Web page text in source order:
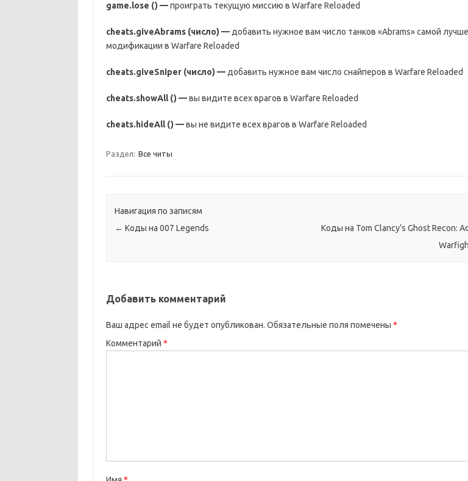
game.lose () —проиграть текущую миссию в Warfare Reloaded
cheats.giveAbrams(число) —добавить нужное вам число танков «Abrams» самой
модификации в Warfare Reloaded
cheats.giveSniper(число) — добавить нужное вам число снайперов в Warfare Reloaded
cheats.showAll() —вы видите всех врагов в Warfare Reloaded
cheats. hideAll() —вы не видите всех врагов в Warfare Reloaded
Раздел: Все читы
Навигация по записям
← Коды на 007 Legends
Коды на Tom Clancy’s Ghost Recon:
Добавить комментарий
Ваш адрес email не будет опубликован. Обязательные поля помечены *
Комментарий *